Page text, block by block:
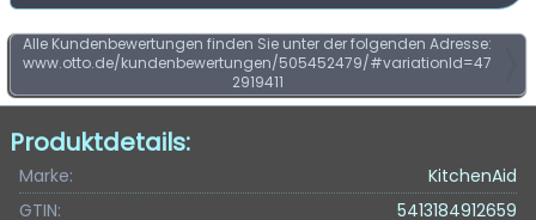
Alle Kundenbewertungen finden Sie unter der folgenden Adresse:
www.otto.de/kundenbewertungen/505452479/#variationId=47
2919411
Produktdetails:
Marke:
KitchenAid
GTIN:
5413184912659